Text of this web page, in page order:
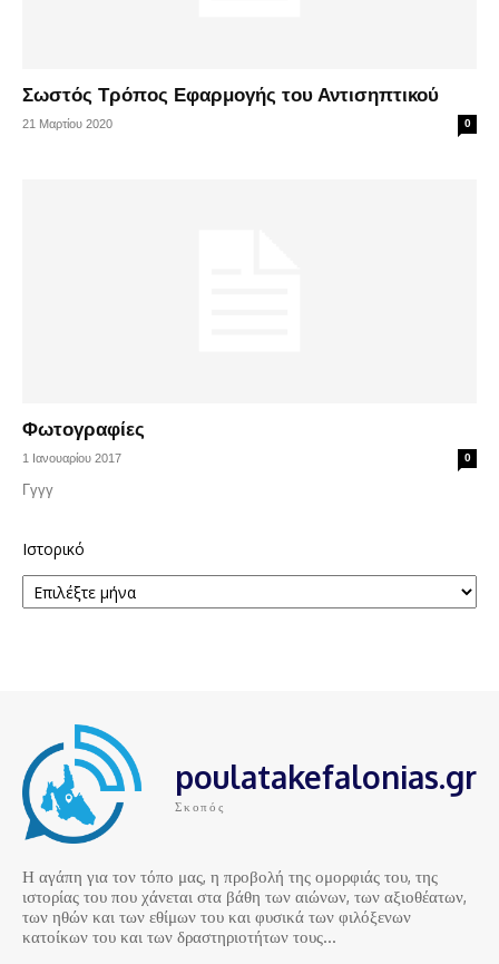
Σωστός Τρόπος Εφαρμογής του Αντισηπτικού
21 Μαρτίου 2020 0
Φωτογραφίες
1 Ιανουαρίου 2017 0
Γγγγ
Ιστορικό
poulatakefalonias.gr
Σκοπός
Η αγάπη για τον τόπο μας, η προβολή της ομορφιάς του, της
ιστορίας του που χάνεται στα βάθη των αιώνων, των αξιοθέατων,
των ηθών και των εθίμων του και φυσικά των φιλόξενων
κατοίκων του και των δραστηριοτήτων τους…